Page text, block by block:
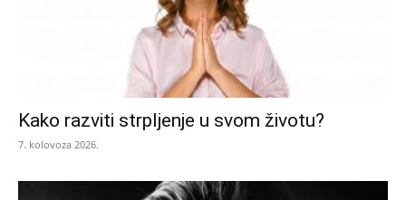
Kako razviti strpljenje u svom životu?
7. kolovoza 2026.